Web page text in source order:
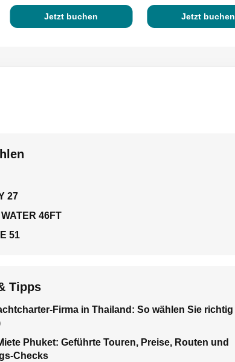
Jetzt buchen Jetzt buchen
27
46FT
51
Tipps
Firma in Thailand: So wählen Sie richtig
Phuket: Geführte Touren, Preise, Routen und
Checks